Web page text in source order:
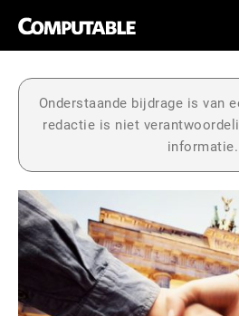
Onderstaande bijdrage is van
redactie is niet
informatie.